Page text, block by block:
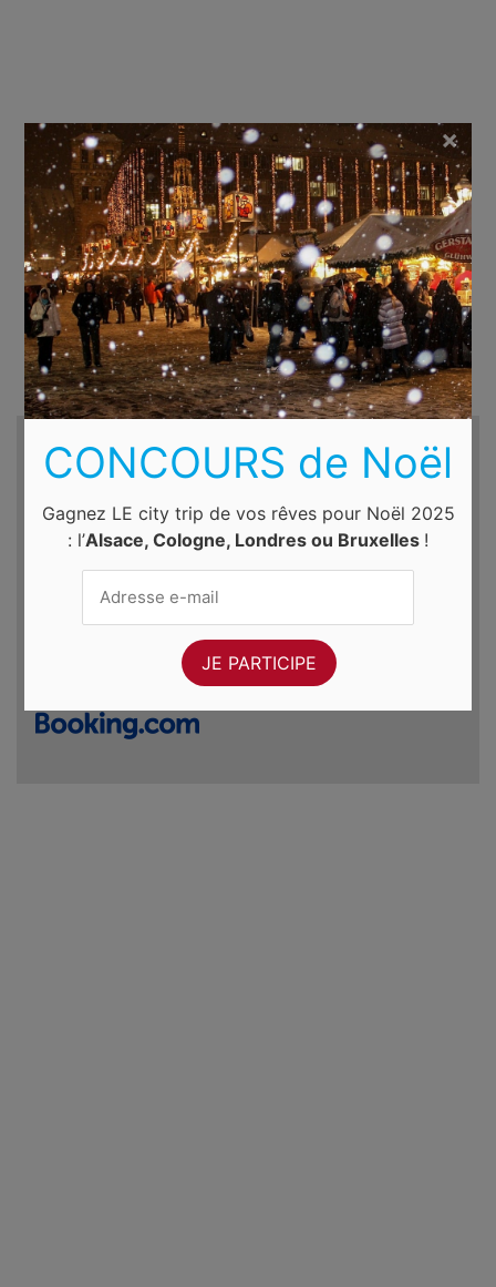
Recherche d'hôtels et autres...
dim. 9 août 2026
CONCOURS de Noël
Gagnez LE city trip de vos rêves pour Noël 2025
: l’Alsace, Cologne, Londres ou Bruxelles !
×